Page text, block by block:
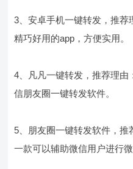
3、安卓手机一键转发，推
精巧好用的app，方便实用。
4、凡凡一键转发，推荐理
信朋友圈一键转发软件。
5、朋友圈一键转发软件，
一款可以辅助微信用户进行